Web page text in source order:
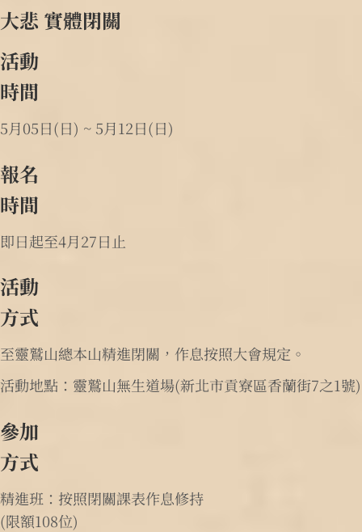
大悲 實體閉關
活動
時間
5月05日(日) ~ 5月12日(日)
報名
時間
即日起至4月27日止
活動
方式
至靈鷲山總本山精進閉關，作息按照大會規定。
活動地點：靈鷲山無生道場(新北市貢寮區香蘭街7之1號)
參加
方式
精進班：按照閉關課表作息修持
(限額108位)